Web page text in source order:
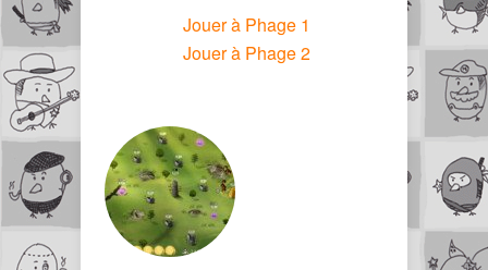
Jouer à Phage 1
Jouer à Phage 2